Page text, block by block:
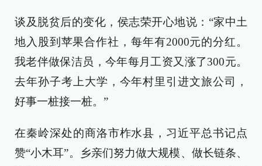
谈及脱贫后的变化，侯志荣开心地说：“家中土
地入股到苹果合作社，每年有2000元的分红。
我老伴做保洁员，今年每月工资又涨了300元。
去年孙子考上大学，今年村里引进文旅公司，
好事一桩接一桩。”
在秦岭深处的商洛市柞水县，习近平总书记点
赞“小木耳”。乡亲们努力做大规模、做长链条、